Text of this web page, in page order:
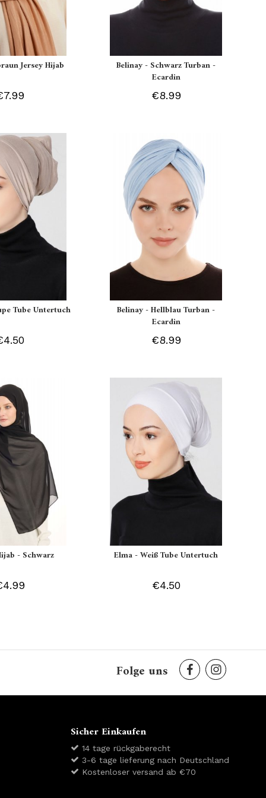
Jersey Hijab
Belinay - Schwarz Turban -
Ecardin
€8.99
Tube Untertuch
Belinay - Hellblau Turban -
Ecardin
€8.99
- Schwarz Elma - Weiß Tube Untertuch
€4.50
Folge uns
Sicher Einkaufen
14 tage rückgaberecht
3-6 tage lieferung nach Deutschland
Kostenloser versand ab €70